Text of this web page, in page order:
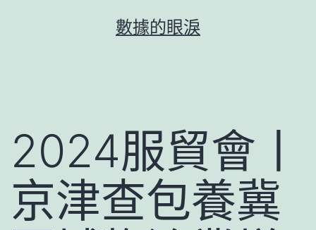
數據的眼淚
2024服貿會丨
京津查包養冀